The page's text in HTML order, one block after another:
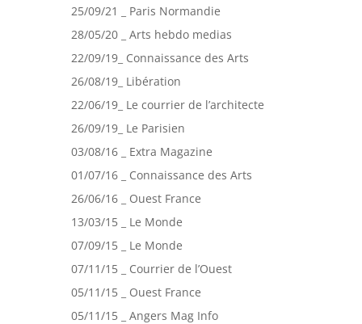
25/09/21 _ Paris Normandie
28/05/20 _ Arts hebdo medias
22/09/19_ Connaissance des Arts
26/08/19_ Libération
22/06/19_ Le courrier de l’architecte
26/09/19_ Le Parisien
03/08/16 _ Extra Magazine
01/07/16 _ Connaissance des Arts
26/06/16 _ Ouest France
13/03/15 _ Le Monde
07/09/15 _ Le Monde
07/11/15 _ Courrier de l’Ouest
05/11/15 _ Ouest France
05/11/15 _ Angers Mag Info